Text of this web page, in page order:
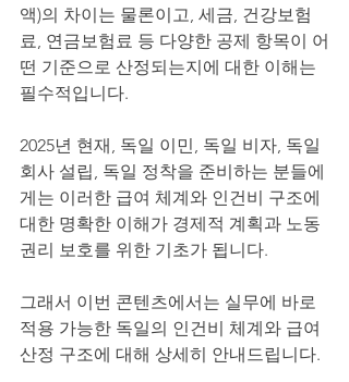
액)의 차이는 물론이고, 세금, 건강보험
료, 연금보험료 등 다양한 공제 항목이 어
떤 기준으로 산정되는지에 대한 이해는
필수적입니다.
2025년 현재, 독일 이민, 독일 비자, 독일
회사 설립, 독일 정착을 준비하는 분들에
게는 이러한 급여 체계와 인건비 구조에
대한 명확한 이해가 경제적 계획과 노동
권리 보호를 위한 기초가 됩니다.
그래서 이번 콘텐츠에서는 실무에 바로
적용 가능한 독일의 인건비 체계와 급여
산정 구조에 대해 상세히 안내드립니다.